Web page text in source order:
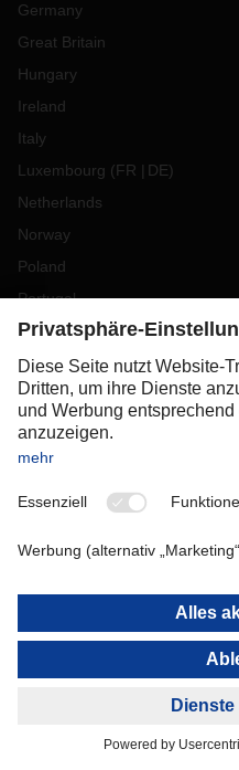
Germany
Great Britain
Hungary
Ireland
Italy
Luxembourg (FR DE)
Netherlands
Norway
Poland
Portugal
Romania
Slovakia
Spain
Sweden
Switzerland
OCEANIA